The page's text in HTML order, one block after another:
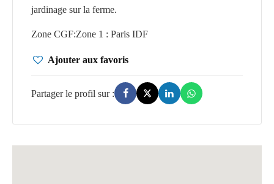
jardinage sur la ferme.
Zone CGF:Zone 1 : Paris IDF
Ajouter aux favoris